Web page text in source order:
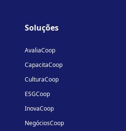
linkedin-
instagram
youtube
Soluções
AvaliaCoop
CapacitaCoop
CulturaCoop
ESGCoop
InovaCoop
NegóciosCoop